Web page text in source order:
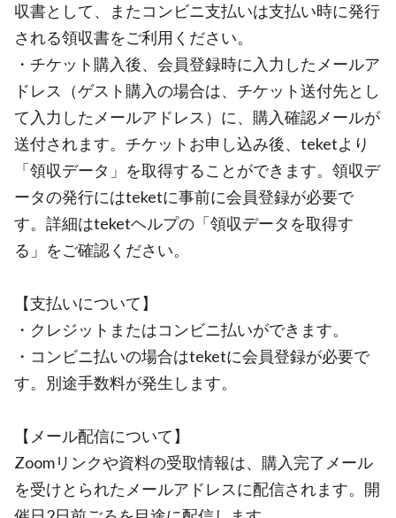
収書として、またコンビニ支払いは支払い時に発行
される領収書をご利用ください。
・チケット購入後、会員登録時に入力したメールア
ドレス（ゲスト購入の場合は、チケット送付先とし
て入力したメールアドレス）に、購入確認メールが
送付されます。チケットお申し込み後、teketより
「領収データ」を取得することができます。領収デ
ータの発行にはteketに事前に会員登録が必要で
す。詳細はteketヘルプの「領収データを取得す
る」をご確認ください。
【支払いについて】
・クレジットまたはコンビニ払いができます。
・コンビニ払いの場合はteketに会員登録が必要で
す。別途手数料が発生します。
【メール配信について】
Zoomリンクや資料の受取情報は、購入完了メール
を受けとられたメールアドレスに配信されます。開